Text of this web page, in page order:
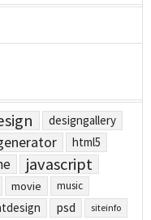
designgallery
html5
javascript
movie music
psd siteinfo